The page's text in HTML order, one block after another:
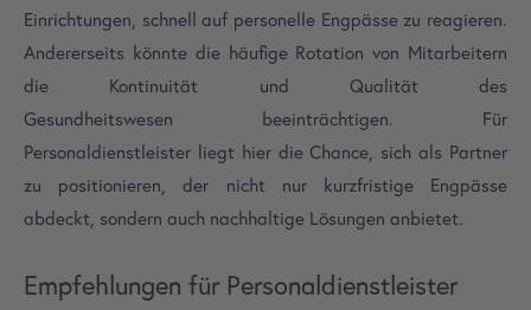
Einrichtungen, schnell auf personelle Engpässe zu reagieren.
Andererseits könnte die häufige Rotation von Mitarbeitern
die Kontinuität und Qualität des
Gesundheitswesen beeinträchtigen. Für
Personaldienstleister liegt hier die Chance, sich als Partner
zu positionieren, der nicht nur kurzfristige Engpässe
abdeckt, sondern auch nachhaltige Lösungen anbietet.
Empfehlungen für Personaldienstleister